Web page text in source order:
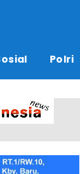
Polri